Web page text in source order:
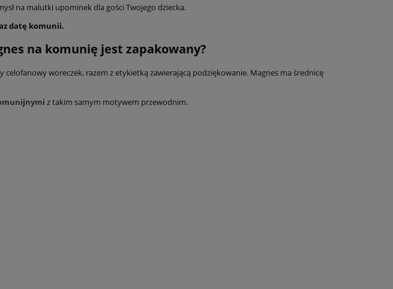
na malutki upominek dla gości Twojego dziecka.
datę komunii.
na komunię jest zapakowany?
celofanowy woreczek, razem z etykietką zawierającą podziękowanie. Magnes ma średnicę
z takim samym motywem przewodnim.